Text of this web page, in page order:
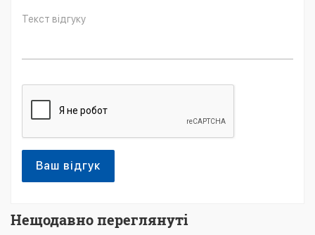
Ваш відгук
Нещодавно переглянуті